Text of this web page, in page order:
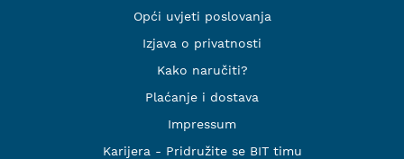
Opći uvjeti poslovanja
Izjava o privatnosti
Kako naručiti?
Plaćanje i dostava
Impressum
Karijera - Pridružite se BIT timu